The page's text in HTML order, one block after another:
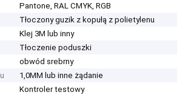
Pantone, RAL CMYK, RGB
Tłoczony guzik z kopułą z polietylenu
Klej 3M lub inny
Tłoczenie poduszki
obwód srebrny
1,0MM lub inne żądanie
Kontroler testowy